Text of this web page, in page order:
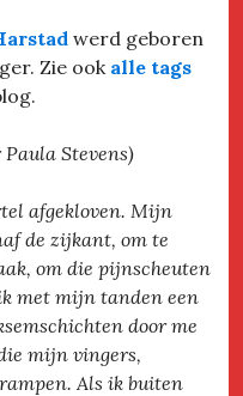
werd geboren
Zie ook alle tags
Stevens)
afgekloven. Mijn
de zijkant, om te
om die pijnscheuten
met mijn tanden een
door me
mijn vingers,
Als ik buiten